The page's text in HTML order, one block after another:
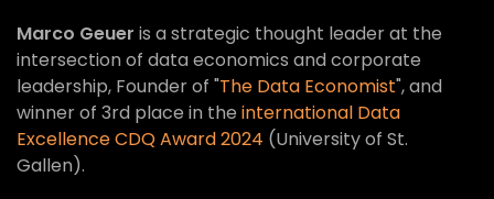
Marco Geuer is a strategic thought leader at the
intersection of data economics and corporate
leadership, Founder of "The Data Economist", and
winner of 3rd place in the international Data
Excellence CDQ Award 2024 (University of St.
Gallen).